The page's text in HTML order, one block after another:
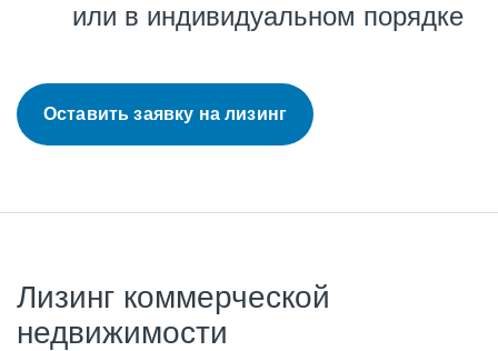
или в индивидуальном порядке
Оставить заявку на лизинг
Лизинг коммерческой
недвижимости